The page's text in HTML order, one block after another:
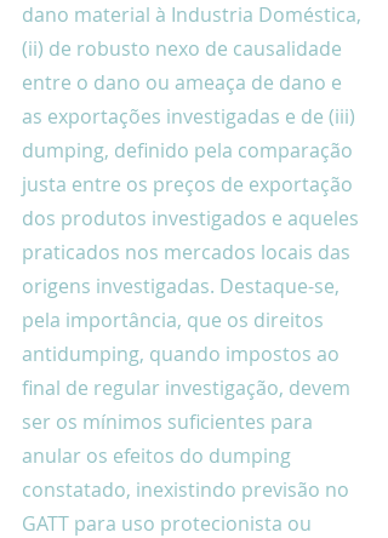
dano material à Industria Doméstica,
(ii) de robusto nexo de causalidade
entre o dano ou ameaça de dano e
as exportações investigadas e de (iii)
dumping, definido pela comparação
justa entre os preços de exportação
dos produtos investigados e aqueles
praticados nos mercados locais das
origens investigadas. Destaque-se,
pela importância, que os direitos
antidumping, quando impostos ao
final de regular investigação, devem
ser os mínimos suficientes para
anular os efeitos do dumping
constatado, inexistindo previsão no
GATT para uso protecionista ou